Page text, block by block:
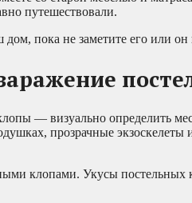
путешествовали.
пока не заметите его или он
— визуально определить
прозрачные
клопами. Укусы